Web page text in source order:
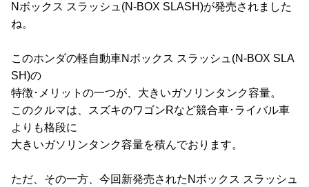
Nボックス スラッシュ(N-BOX SLASH)が発売されました
ね。
このホンダの軽自動車Nボックス スラッシュ(N-BOX SLA
SH)の
特徴･メリットの一つが、大きいガソリンタンク容量。
このクルマは、スズキのワゴンRなど競合車･ライバル車
よりも格段に
大きいガソリンタンク容量を積んでおります。
ただ、その一方、今回新発売されたNボックス スラッシュ